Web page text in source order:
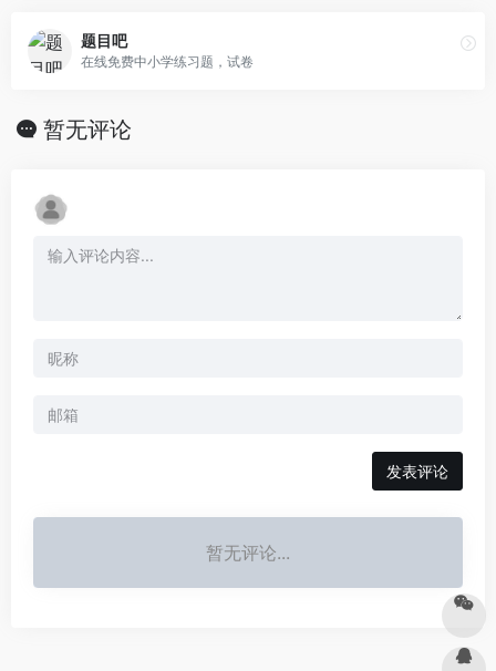
题目吧
在线免费中小学练习题，试卷
暂无评论
发表评论
暂无评论...